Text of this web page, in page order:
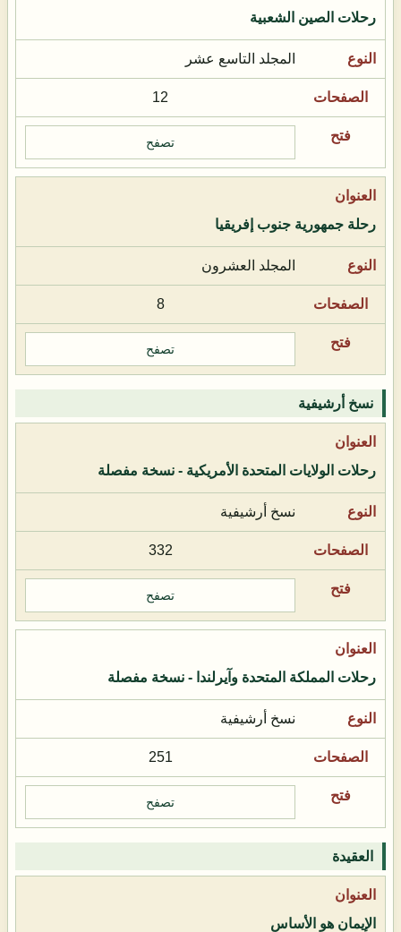
رحلات الصين الشعبية
المجلد التاسع عشر
12
تصفح
رحلة جمهورية جنوب إفريقيا
المجلد العشرون
8
تصفح
نسخ أرشيفية
رحلات الولايات المتحدة الأمريكية - نسخة مفصلة
نسخ أرشيفية
332
تصفح
رحلات المملكة المتحدة وآيرلندا - نسخة مفصلة
نسخ أرشيفية
251
تصفح
العقيدة
الإيمان هو الأساس